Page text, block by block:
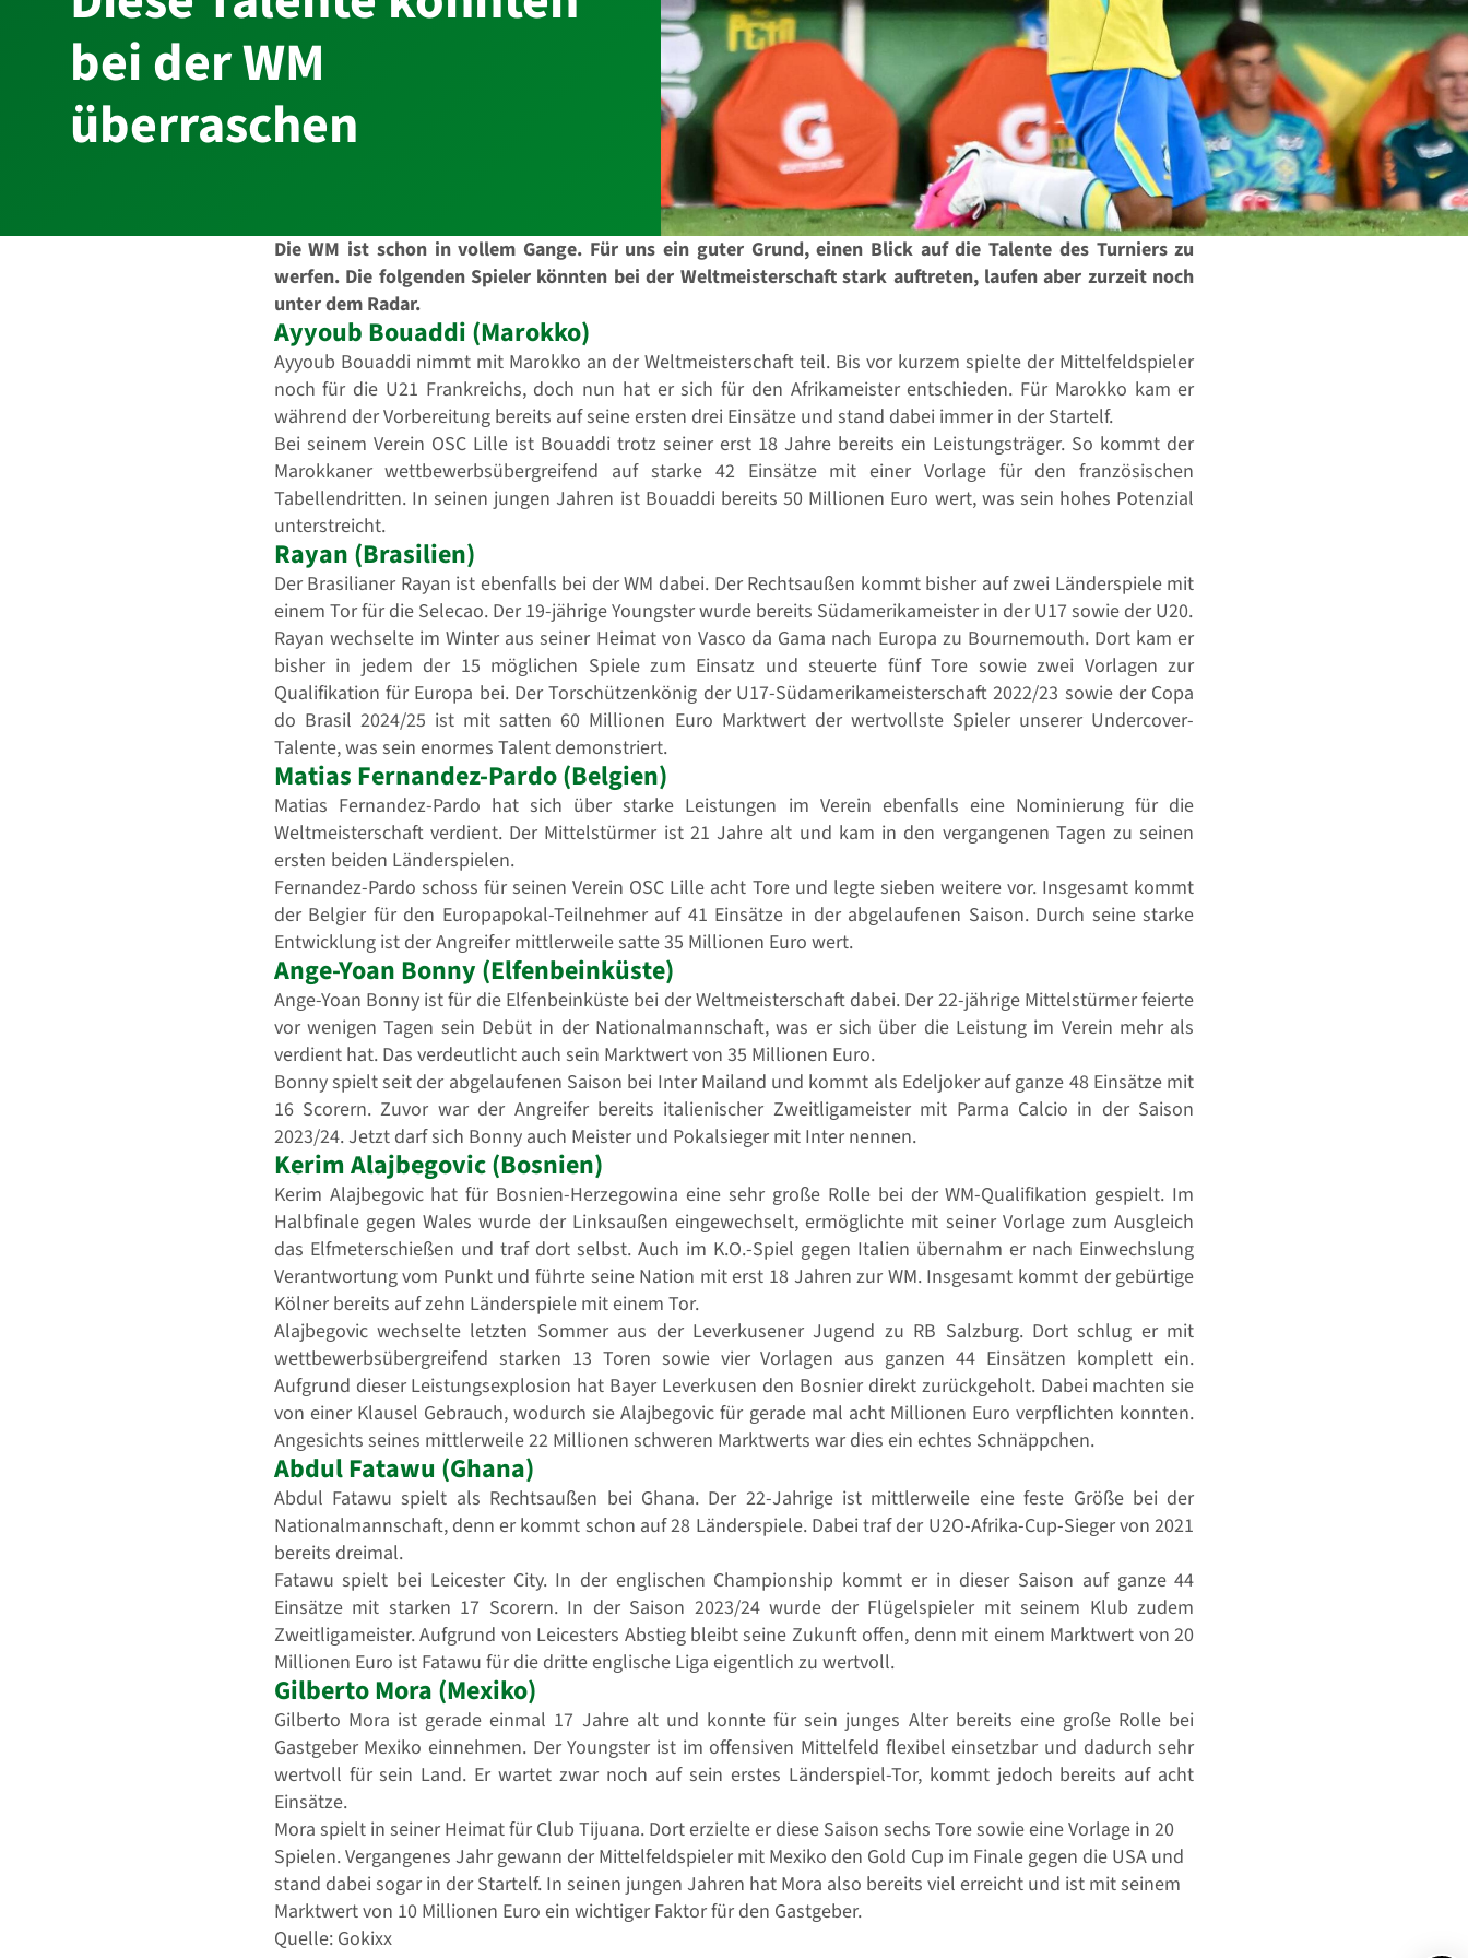
bei der WM
überraschen
Die WM ist schon in vollem Gange. Für uns ein guter Grund, einen Blick auf die Talente des Turniers zu
werfen. Die folgenden Spieler könnten bei der Weltmeisterschaft stark auftreten, laufen aber zurzeit noch
unter dem Radar.
Ayyoub Bouaddi (Marokko)
Ayyoub Bouaddi nimmt mit Marokko an der Weltmeisterschaft teil. Bis vor kurzem spielte der Mittelfeldspieler
noch für die U21 Frankreichs, doch nun hat er sich für den Afrikameister entschieden. Für Marokko kam er
während der Vorbereitung bereits auf seine ersten drei Einsätze und stand dabei immer in der Startelf.
Bei seinem Verein OSC Lille ist Bouaddi trotz seiner erst 18 Jahre bereits ein Leistungsträger. So kommt der
Marokkaner wettbewerbsübergreifend auf starke 42 Einsätze mit einer Vorlage für den französischen
Tabellendritten. In seinen jungen Jahren ist Bouaddi bereits 50 Millionen Euro wert, was sein hohes Potenzial
unterstreicht.
Rayan (Brasilien)
Der Brasilianer Rayan ist ebenfalls bei der WM dabei. Der Rechtsaußen kommt bisher auf zwei Länderspiele mit
einem Tor für die Selecao. Der 19-jährige Youngster wurde bereits Südamerikameister in der U17 sowie der U20.
Rayan wechselte im Winter aus seiner Heimat von Vasco da Gama nach Europa zu Bournemouth. Dort kam er
bisher in jedem der 15 möglichen Spiele zum Einsatz und steuerte fünf Tore sowie zwei Vorlagen zur
Qualifikation für Europa bei. Der Torschützenkönig der U17-Südamerikameisterschaft 2022/23 sowie der Copa
do Brasil 2024/25 ist mit satten 60 Millionen Euro Marktwert der wertvollste Spieler unserer Undercover-
Talente, was sein enormes Talent demonstriert.
Matias Fernandez-Pardo (Belgien)
Matias Fernandez-Pardo hat sich über starke Leistungen im Verein ebenfalls eine Nominierung für die
Weltmeisterschaft verdient. Der Mittelstürmer ist 21 Jahre alt und kam in den vergangenen Tagen zu seinen
ersten beiden Länderspielen.
Fernandez-Pardo schoss für seinen Verein OSC Lille acht Tore und legte sieben weitere vor. Insgesamt kommt
der Belgier für den Europapokal-Teilnehmer auf 41 Einsätze in der abgelaufenen Saison. Durch seine starke
Entwicklung ist der Angreifer mittlerweile satte 35 Millionen Euro wert.
Ange-Yoan Bonny (Elfenbeinküste)
Ange-Yoan Bonny ist für die Elfenbeinküste bei der Weltmeisterschaft dabei. Der 22-jährige Mittelstürmer feierte
vor wenigen Tagen sein Debüt in der Nationalmannschaft, was er sich über die Leistung im Verein mehr als
verdient hat. Das verdeutlicht auch sein Marktwert von 35 Millionen Euro.
Bonny spielt seit der abgelaufenen Saison bei Inter Mailand und kommt als Edeljoker auf ganze 48 Einsätze mit
16 Scorern. Zuvor war der Angreifer bereits italienischer Zweitligameister mit Parma Calcio in der Saison
2023/24. Jetzt darf sich Bonny auch Meister und Pokalsieger mit Inter nennen.
Kerim Alajbegovic (Bosnien)
Kerim Alajbegovic hat für Bosnien-Herzegowina eine sehr große Rolle bei der WM-Qualifikation gespielt. Im
Halbfinale gegen Wales wurde der Linksaußen eingewechselt, ermöglichte mit seiner Vorlage zum Ausgleich
das Elfmeterschießen und traf dort selbst. Auch im K.O.-Spiel gegen Italien übernahm er nach Einwechslung
Verantwortung vom Punkt und führte seine Nation mit erst 18 Jahren zur WM. Insgesamt kommt der gebürtige
Kölner bereits auf zehn Länderspiele mit einem Tor.
Alajbegovic wechselte letzten Sommer aus der Leverkusener Jugend zu RB Salzburg. Dort schlug er mit
wettbewerbsübergreifend starken 13 Toren sowie vier Vorlagen aus ganzen 44 Einsätzen komplett ein.
Aufgrund dieser Leistungsexplosion hat Bayer Leverkusen den Bosnier direkt zurückgeholt. Dabei machten sie
von einer Klausel Gebrauch, wodurch sie Alajbegovic für gerade mal acht Millionen Euro verpflichten konnten.
Angesichts seines mittlerweile 22 Millionen schweren Marktwerts war dies ein echtes Schnäppchen.
Abdul Fatawu (Ghana)
Abdul Fatawu spielt als Rechtsaußen bei Ghana. Der 22-Jahrige ist mittlerweile eine feste Größe bei der
Nationalmannschaft, denn er kommt schon auf 28 Länderspiele. Dabei traf der U2O-Afrika-Cup-Sieger von 2021
bereits dreimal.
Fatawu spielt bei Leicester City. In der englischen Championship kommt er in dieser Saison auf ganze 44
Einsätze mit starken 17 Scorern. In der Saison 2023/24 wurde der Flügelspieler mit seinem Klub zudem
Zweitligameister. Aufgrund von Leicesters Abstieg bleibt seine Zukunft offen, denn mit einem Marktwert von 20
Millionen Euro ist Fatawu für die dritte englische Liga eigentlich zu wertvoll.
Gilberto Mora (Mexiko)
Gilberto Mora ist gerade einmal 17 Jahre alt und konnte für sein junges Alter bereits eine große Rolle bei
Gastgeber Mexiko einnehmen. Der Youngster ist im offensiven Mittelfeld flexibel einsetzbar und dadurch sehr
wertvoll für sein Land. Er wartet zwar noch auf sein erstes Länderspiel-Tor, kommt jedoch bereits auf acht
Einsätze.
Mora spielt in seiner Heimat für Club Tijuana. Dort erzielte er diese Saison sechs Tore sowie eine Vorlage in 20
Spielen. Vergangenes Jahr gewann der Mittelfeldspieler mit Mexiko den Gold Cup im Finale gegen die USA und
stand dabei sogar in der Startelf. In seinen jungen Jahren hat Mora also bereits viel erreicht und ist mit seinem
Marktwert von 10 Millionen Euro ein wichtiger Faktor für den Gastgeber.
Quelle: Gokixx